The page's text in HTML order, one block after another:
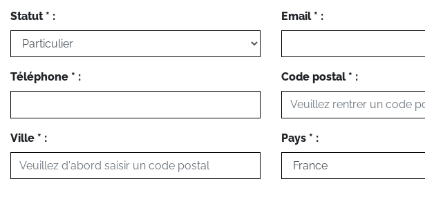
Statut * : Email * :
Téléphone * : Code postal * :
Ville * : Pays * :